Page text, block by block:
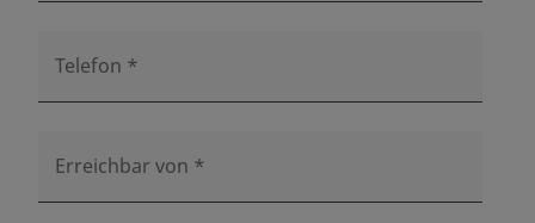
Telefon *
Erreichbar von *